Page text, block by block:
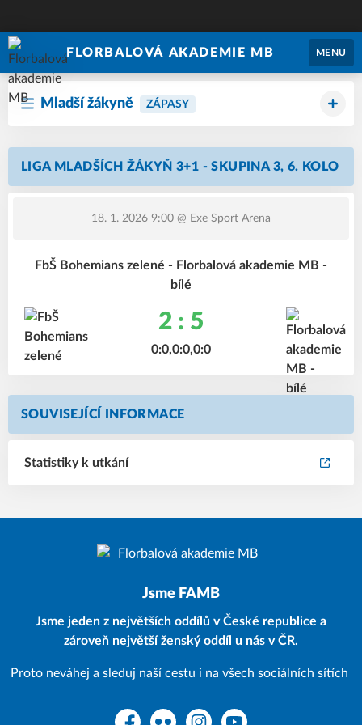
FLORBALOVÁ AKADEMIE MB MENU
Mladší žákyně ZÁPASY
LIGA MLADŠÍCH ŽÁKYŇ 3+1 - SKUPINA 3, 6. KOLO
18. 1. 2026 9:00 @ Exe Sport Arena
FbŠ Bohemians zelené - Florbalová akademie MB -
bílé
2 : 5
0:0,0:0,0:0
SOUVISEJÍCÍ INFORMACE
Statistiky k utkání
Jsme FAMB
Jsme jeden z největších oddílů v České republice a
zároveň největší ženský oddíl u nás v ČR.
Proto neváhej a sleduj naší cestu i na všech sociálních sítích